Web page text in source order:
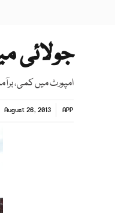
جولائی میں برآمدات
امپورٹ میں کمی،
APP
August 26, 2013